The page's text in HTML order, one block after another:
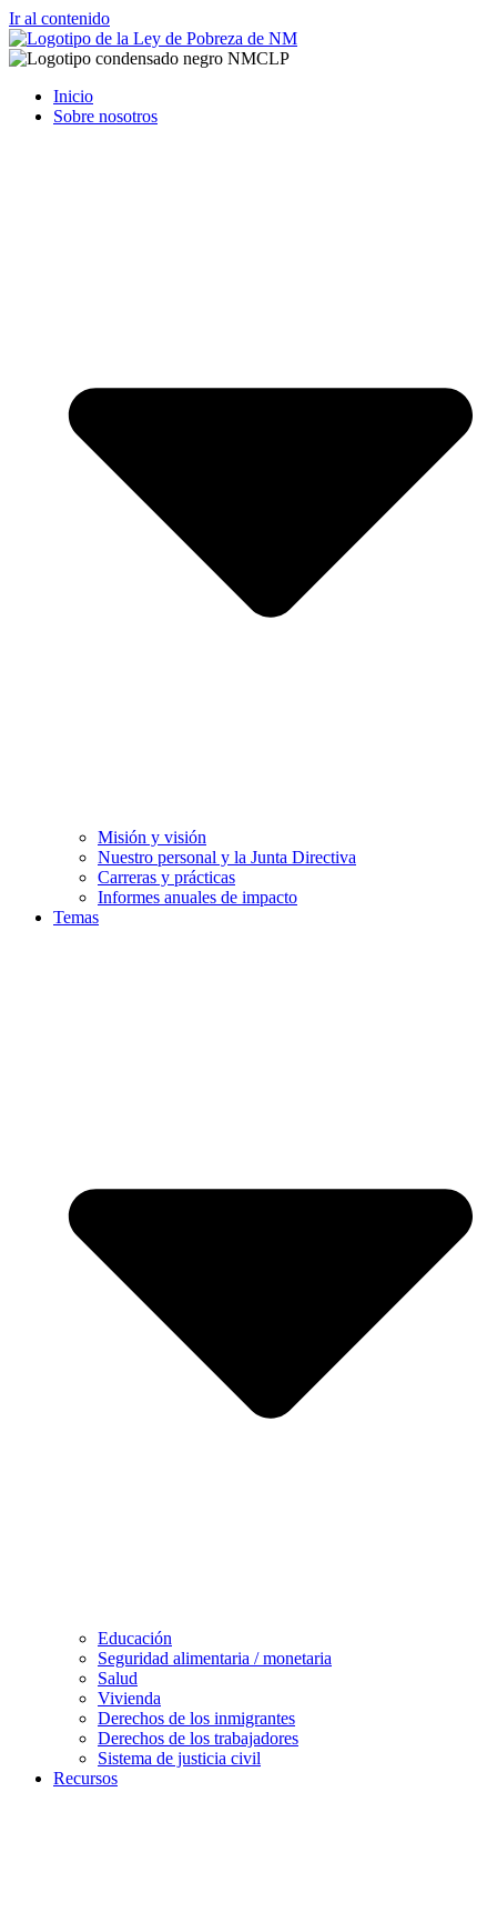
Ir al contenido
Inicio
Sobre nosotros
Misión y visión
Nuestro personal y la Junta Directiva
Carreras y prácticas
Informes anuales de impacto
Temas
Educación
Seguridad alimentaria / monetaria
Salud
Vivienda
Derechos de los inmigrantes
Derechos de los trabajadores
Sistema de justicia civil
Recursos